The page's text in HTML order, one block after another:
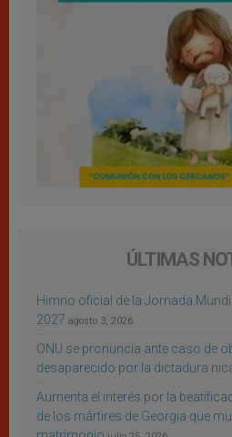
ÚLTIMAS
Himno oficial de la Jornada
2027 agosto 3, 2026
ONU se pronuncia ante caso de
desaparecido por la dictadura
Aumenta el interés por la
de los mártires de Georgia que